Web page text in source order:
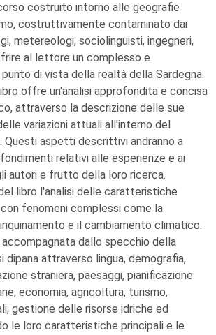
costruito intorno alle geografie
costruttivamente contaminato dai
metereologi, sociolinguisti, ingegneri,
al lettore un complesso e
di vista della realtà della Sardegna.
offre un'analisi approfondita e concisa
attraverso la descrizione delle sue
variazioni attuali all'interno del
Questi aspetti descrittivi andranno a
relativi alle esperienze e ai
autori e frutto della loro ricerca.
libro l'analisi delle caratteristiche
fenomeni complessi come la
e il cambiamento climatico.
dallo specchio della
dipana attraverso lingua, demografia,
straniera, paesaggi, pianificazione
economia, agricoltura, turismo,
gestione delle risorse idriche ed
le loro caratteristiche principali e le